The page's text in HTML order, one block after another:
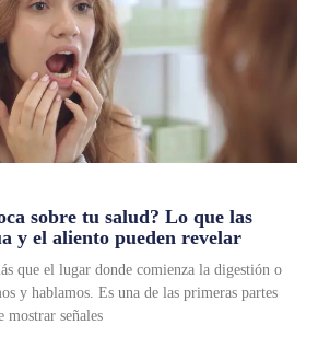
sobre tu salud? Lo que las
y el aliento pueden revelar
que el lugar donde comienza la digestión o
y hablamos. Es una de las primeras partes
mostrar señales